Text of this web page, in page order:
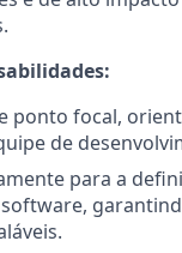
ponto focal,
de
para a